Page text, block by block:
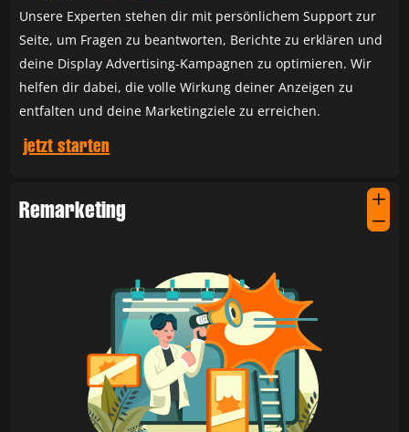
Unsere Experten stehen dir mit persönlichem Support zur
Seite, um Fragen zu beantworten, Berichte zu erklären und
deine Display Advertising-Kampagnen zu optimieren. Wir
helfen dir dabei, die volle Wirkung deiner Anzeigen zu
entfalten und deine Marketingziele zu erreichen.
jetzt starten
Remarketing
L
K